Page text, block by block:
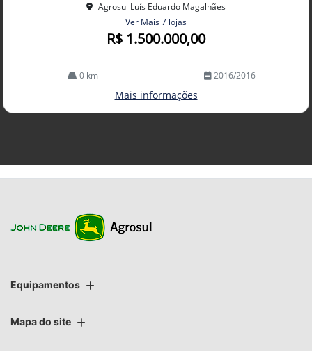
Agrosul Luís Eduardo Magalhães
Ver Mais 7 lojas
R$ 1.500.000,00
0 km 2016/2016
Mais informações
Equipamentos
Mapa do site